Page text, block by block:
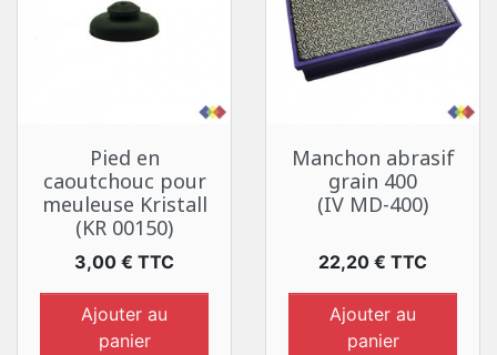
Pied en
caoutchouc pour
meuleuse Kristall
(KR 00150)
Prix
3,00 € TTC
Ajouter au
panier
Manchon abrasif
grain 400
(IV MD-400)
Prix
22,20 € TTC
Ajouter au
panier